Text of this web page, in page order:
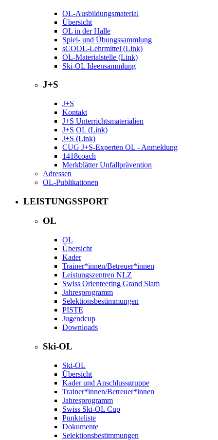
OL-Ausbildungsmaterial
Übersicht
OL in der Halle
Spiel- und Übungssammlung
sCOOL-Lehrmittel (Link)
OL-Materialstelle (Link)
Ski-OL Ideensammlung
J+S
J+S
Kontakt
J+S Unterrichtsmaterialien
J+S OL (Link)
J+S (Link)
CUG J+S-Experten OL - Anmeldung
1418coach
Merkblätter Unfallprävention
Adressen
OL-Publikationen
LEISTUNGSSPORT
OL
OL
Übersicht
Kader
Trainer*innen/Betreuer*innen
Leistungszentren NLZ
Swiss Orienteering Grand Slam
Jahresprogramm
Selektionsbestimmungen
PISTE
Jugendcup
Downloads
Ski-OL
Ski-OL
Übersicht
Kader und Anschlussgruppe
Trainer*innen/Betreuer*innen
Jahresprogramm
Swiss Ski-OL Cup
Punkteliste
Dokumente
Selektionsbestimmungen